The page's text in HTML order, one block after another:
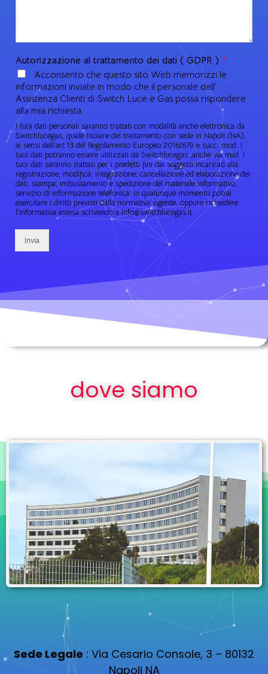
Autorizzazione al trattamento dei dati ( GDPR ) *
Acconsento che questo sito Web memorizzi le
informazioni inviate in modo che il personale dell'
Assistenza Clienti di Switch Luce e Gas possa rispondere
alla mia richiesta.
I tuoi dati personali saranno trattati con modalità anche elettronica da
Switchlucegas, quale titolare del trattamento con sede in Napoli (NA),
ai sensi dell'art 13 del Regolamento Europeo 2016/679 e succ. mod. I
tuoi dati potranno essere utilizzati da Switchlucegas ,anche via mail. I
tuoi dati saranno trattati per i predetti fini dai soggetti incaricati alla
registrazione, modifica, integrazione, cancellazione ed elaborazione dei
dati, stampa, imbustamento e spedizione del materiale informativo,
servizio di informazione telefonica. In qualunque momento potrai
esercitare i diritti previsti dalla normativa vigente, oppure richiedere
l'informativa estesa scrivendo a info@switchlucegas.it
Invia
dove siamo
Sede Legale : Via Cesario Console, 3 – 80132
Napoli NA